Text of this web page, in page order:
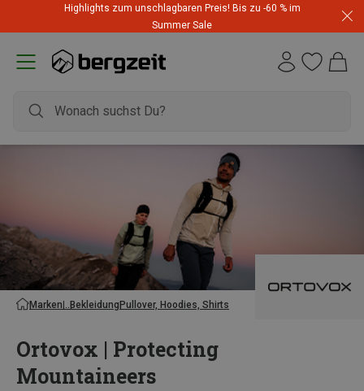
Highlights zum unschlagbaren Preis! Bis zu -60 % im
Summer Sale
Marken BekleidungPullover, Hoodies, Shirts
Ortovox | Protecting
Mountaineers